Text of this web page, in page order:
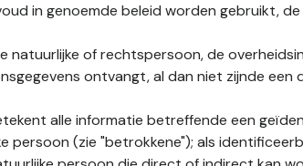
in genoemde beleid worden gebruikt,
natuurlijke of rechtspersoon, de
ontvangt, al dan niet zijnde een
alle informatie betreffende een
persoon (zie "betrokkene"); als